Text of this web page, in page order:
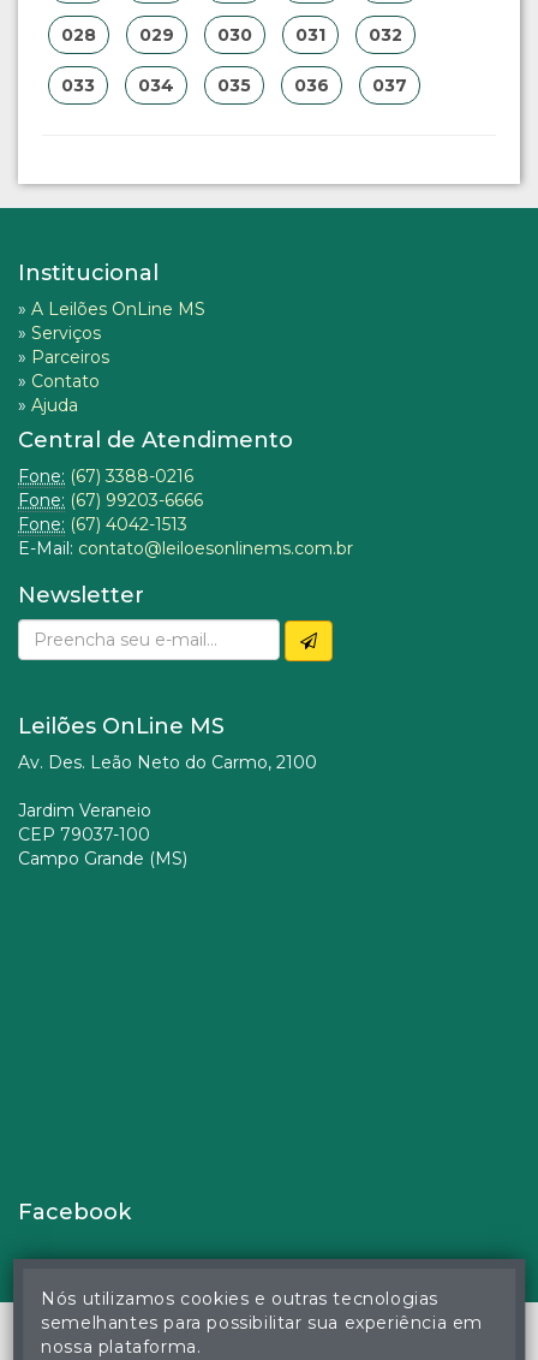
028 029 030 031 032
033 034 035 036 037
Institucional
» A Leilões OnLine MS
» Serviços
» Parceiros
» Contato
» Ajuda
Central de Atendimento
Fone: (67) 3388-0216
Fone: (67) 99203-6666
Fone: (67) 4042-1513
E-Mail: contato@leiloesonlinems.com.br
Newsletter
Leilões OnLine MS
Av. Des. Leão Neto do Carmo, 2100
Jardim Veraneio
CEP 79037-100
Campo Grande (MS)
Facebook
Nós utilizamos cookies e outras tecnologias
semelhantes para possibilitar sua experiência em
nossa plataforma.